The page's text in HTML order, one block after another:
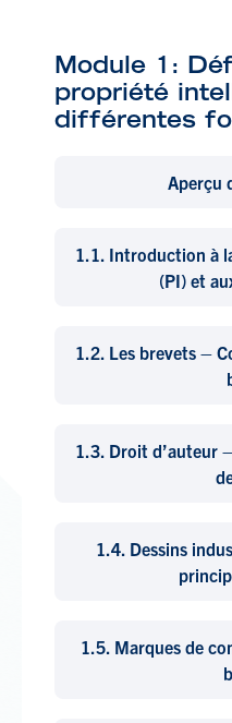
Module 1:
propriété
différentes
Aperçu
1.1. Introduction à
(PI) et
1.2. Les brevets –
1.3. Droit d’auteur
1.4. Dessins
1.5. Marques de